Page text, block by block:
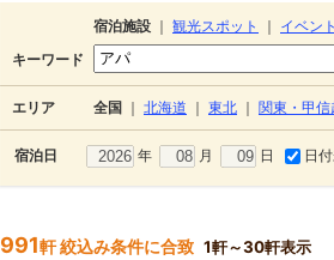
宿泊施設 観光スポット
イベント
キーワード
エリア 全国 北海道 東北 関東・甲信
宿泊日 年 月 日 日付
991軒 絞込み条件に合致 1軒～30軒表示